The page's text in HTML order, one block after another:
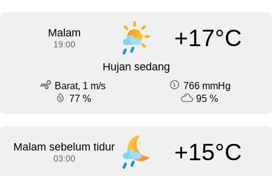
Malam
19:00 +17°C
Hujan sedang
Barat, 1 m/s
766 mmHg
77 %
95 %
Malam sebelum tidur
03:00 +15°C